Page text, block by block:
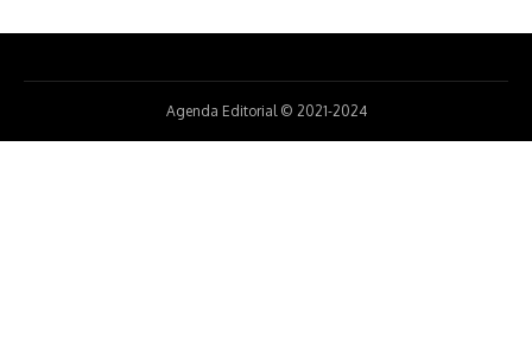
Agenda Editorial © 2021-2024